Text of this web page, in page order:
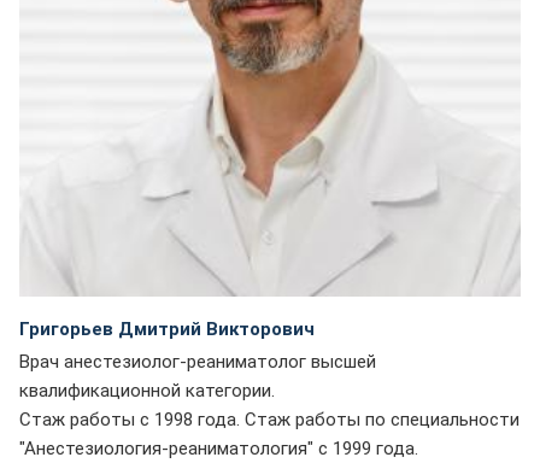
Григорьев Дмитрий Викторович
Врач анестезиолог-реаниматолог высшей
квалификационной категории.
Стаж работы с 1998 года. Стаж работы по специальности
"Анестезиология-реаниматология" с 1999 года.